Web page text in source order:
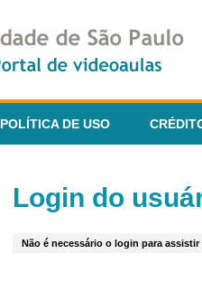
POLÍTICA DE USO
Login do
Não é necessário o login para